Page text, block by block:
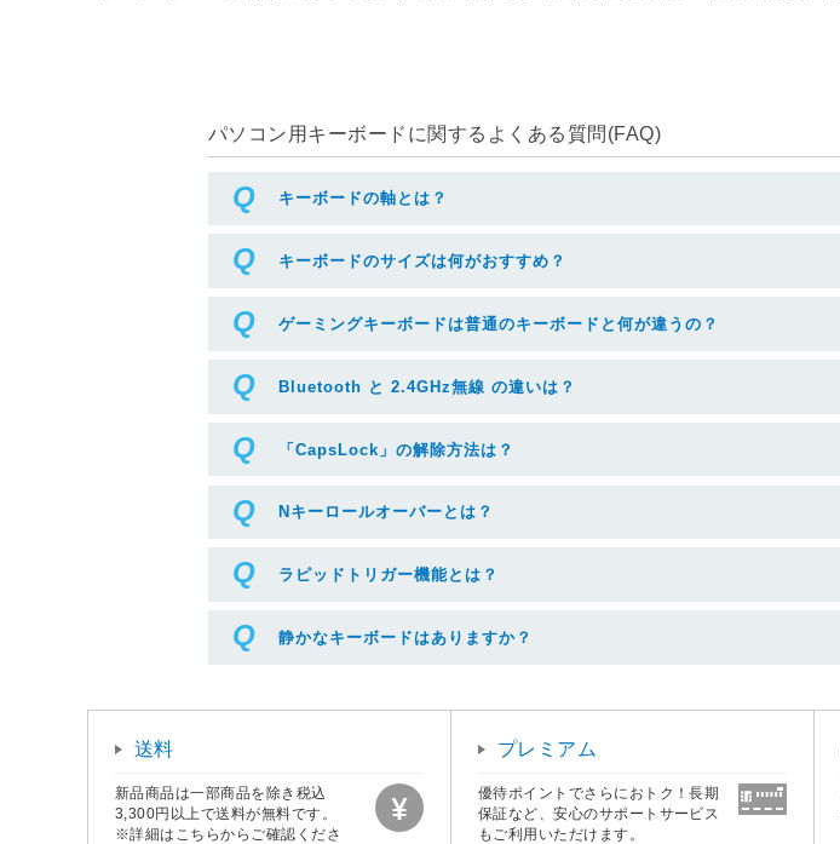
パソコン用キーボードに関するよくある質問(FAQ)
キーボードの軸とは？
キーボードのサイズは何がおすすめ？
ゲーミングキーボードは普通のキーボードと何が違うの？
Bluetooth と 2.4GHz無線 の違いは？
「CapsLock」の解除方法は？
Nキーロールオーバーとは？
ラピッドトリガー機能とは？
静かなキーボードはありますか？
送料
新品商品は一部商品を除き税込
3,300円以上で送料が無料です。
※詳細はこちらからご確認くださ
プレミアム
優待ポイントでさらにおトク！長期
保証など、安心のサポートサービス
もご利用いただけます。